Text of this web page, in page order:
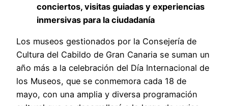
conciertos, visitas guiadas y experiencias
inmersivas para la ciudadanía
Los museos gestionados por la Consejería de
Cultura del Cabildo de Gran Canaria se suman un
año más a la celebración del Día Internacional de
los Museos, que se conmemora cada 18 de
mayo, con una amplia y diversa programación